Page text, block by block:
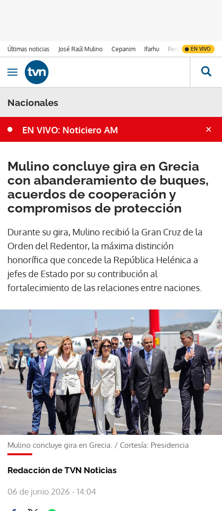
Últimas noticias José Raúl Mulino Cepanim Ifarhu Fenómeno de El
EN VIVO
Ir al contenido
Obrir navegació
Nacionales
EN VIVO: Noticiero AM
Mulino concluye gira en Grecia
con abanderamiento de buques,
acuerdos de cooperación y
compromisos de protección
Durante su gira, Mulino recibió la Gran Cruz de la
Orden del Redentor, la máxima distinción
honorífica que concede la República Helénica a
jefes de Estado por su contribución al
fortalecimiento de las relaciones entre naciones.
Mulino concluye gira en Grecia. / Cortesía: Presidencia
Redacción de TVN Noticias
06 de junio 2026 - 14:04